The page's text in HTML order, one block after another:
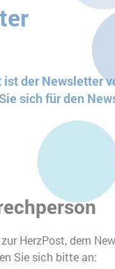
ist der Newsletter
sich für den
HerzPost, dem
Sie sich bitte an: